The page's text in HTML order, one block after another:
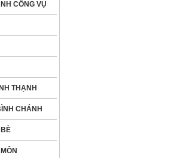
CÔNG VỤ
THẠNH
CHÁNH